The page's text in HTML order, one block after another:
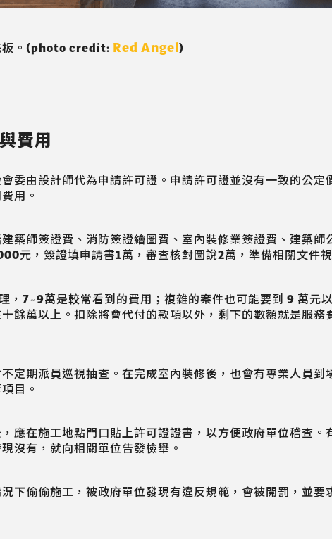
板。(photo credit: Red Angel)
費用
委由設計師代為申請許可證。申請許可證並沒有一致的公
用。
築師簽證費、消防簽證繪圖費、室內裝修業簽證費、建築
元，簽證填申請書1萬，審查核對圖說2萬，準備相關文件
，7~9萬是較常看到的費用；複雜的案件也可能要到 9 萬元
餘萬以上。扣除將會代付的款項以外，剩下的數額就是服
定期派員巡視抽查。在完成室內裝修後，也會有專業人員
目。
應在施工地點門口貼上許可證證書，以方便政府單位稽查
沒有，就向相關單位告發檢舉。
下偷偷施工，被政府單位發現有違反規範，會被開罰，並